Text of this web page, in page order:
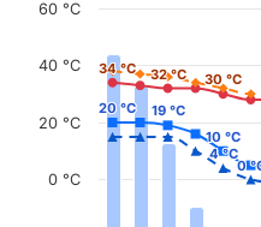
34 °C
34 °C 32 °C
32 °C 30 °C
30 °C
20 °C
20 °C 19 °C
19 °C
10 °C
10 °C
4 °C
4 °C
0
0
0 °C
20 °C
40 °C
60 °C